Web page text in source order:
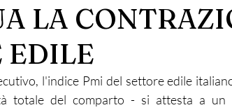
LA
EDILE
l'indice Pmi del settore edile
totale del comparto - si attesta a